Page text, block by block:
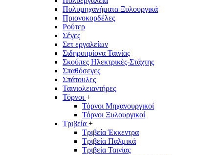
Πολυμηχανήματα Ξυλουργικά
Πριονοκορδέλες
Ρούτερ
Σέγες
Σετ εργαλείων
Σιδηροπρίονα Ταινίας
Σκούπες Ηλεκτρικές-Στάχτης
Σπαθόσεγες
Σπάτουλες
Ταινιολειαντήρες
Τόρνοι +
Τόρνοι Μηχανουργικοί
Τόρνοι Ξυλουργικοί
Τριβεία +
Τριβεία Έκκεντρα
Τριβεία Παλμικά
Τριβεία Ταινίας